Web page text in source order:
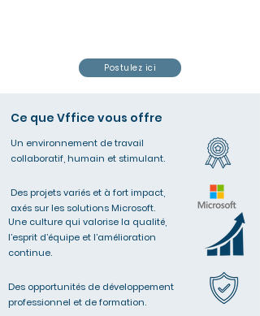
Postulez ici
Ce que Vffice vous offre
Un environnement de travail
collaboratif, humain et stimulant.
Des projets variés et à fort impact,
axés sur les solutions Microsoft.
Une culture qui valorise la qualité,
l’esprit d’équipe et l’amélioration
continue.
Des opportunités de développement
professionnel et de formation.​